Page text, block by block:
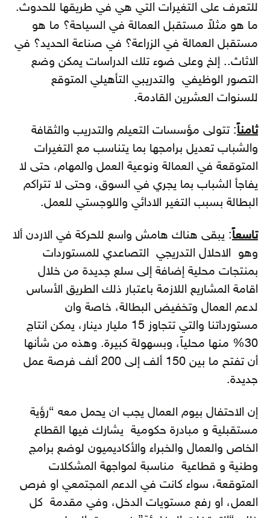
للتعرف على التغيرات التي هي في طريقها للحدوث.
ما هو مثلاً مستقبل العمالة في السياحة؟ ما هو
مستقبل العمالة في الزراعة؟ في صناعة الحديد؟ في
الاثاث.. إلخ وعلى ضوء تلك الدراسات يمكن وضع
التصور الوظيفي والتدريبي التأهيلي المتوقع
للسنوات العشرين القادمة.
ثامناً: تتولى مؤسسات التعيلم والتدريب والثقافة
والشباب تعديل برامجها بما يتناسب مع التغيرات
المتوقعة في العمالة ونوعية العمل والمهام، حتى لا
يفاجأ الشباب بما يجري في السوق، وحتى لا تتراكم
البطالة بسبب التغير الادائي واللوجستي للعمل.
تاسعاً: يبقى هناك هامش واسع للحركة في الاردن ألا
وهو الاحلال التدريجي التصاعدي للمستوردات
بمنتجات محلية إضافة إلى سلع جديدة من خلال
اقامة المشاريع اللازمة باعتبار ذلك الطريق الأساس
لدعم العمال وتخفيض البطالة، خاصة وان
مستورداتنا والتي تتجاوز 15 مليار دينار، يمكن انتاج
30% منها محلياً، وبسهولة كبيرة. وهذه من شأنها
أن تفتح ما بين 150 ألف إلى 200 ألف فرصة عمل
جديدة.
إن الاحتفال بيوم العمال يجب ان يحمل معه “رؤية
مستقبلية و مبادرة حكومية يشارك فيها القطاع
الخاص والعمال والخبراء والأكاديميون لوضع برامج
وطنية و قطاعية مناسبة لمواجهة المشكلات
المتوقعة، سواء كانت في الدعم المجتمعي او فرص
العمل، او رفع مستويات الدخل، وفي مقدمة كل